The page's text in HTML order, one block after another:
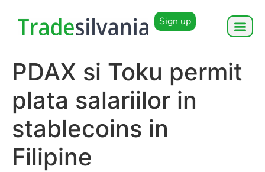
Sign up
PDAX si Toku permit
plata salariilor in
stablecoins in
Filipine